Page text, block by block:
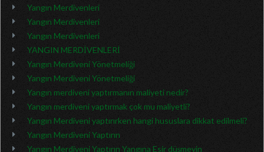
Yangın Merdivenleri
Yangın Merdivenleri
Yangın Merdivenleri
YANGIN MERDİVENLERİ
Yangın Merdiveni Yönetmeliği
Yangın Merdiveni Yönetmeliği
Yangın merdiveni yaptırmanın maliyeti nedir?
Yangın merdiveni yaptırmak çok mu maliyetli?
Yangın Merdiveni yaptırırken hangi hususlara dikkat edilmeli?
Yangın Merdiveni Yaptırın
Yangın Merdiveni Yaptırın Yangına Esir düşmeyin